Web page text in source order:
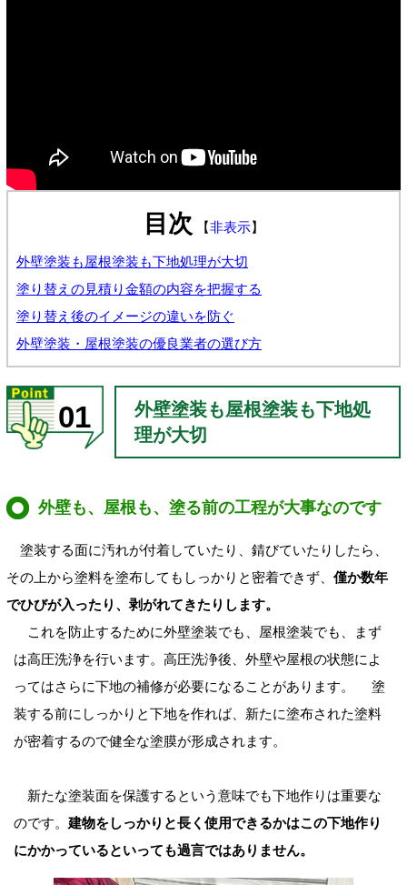
目次 【非表示】
外壁塗装も屋根塗装も下地処理が大切
塗り替えの見積り金額の内容を把握する
塗り替え後のイメージの違いを防ぐ
外壁塗装・屋根塗装の優良業者の選び方
01
外壁塗装も屋根塗装も下地処
理が大切
外壁も、屋根も、塗る前の工程が大事なのです
塗装する面に汚れが付着していたり、錆びていたりしたら、
その上から塗料を塗布してもしっかりと密着できず、 僅か数年
でひびが入ったり、剥がれてきたりします。
これを防止するために外壁塗装でも、屋根塗装でも、まず
は高圧洗浄を行います。高圧洗浄後、外壁や屋根の状態によ
ってはさらに下地の補修が必要になることがあります。 塗
装する前にしっかりと下地を作れば、新たに塗布された塗料
が密着するので健全な塗膜が形成されます。
新たな塗装面を保護するという意味でも下地作りは重要な
のです。 建物をしっかりと長く使用できるかはこの下地作り
にかかっているといっても過言ではありません。